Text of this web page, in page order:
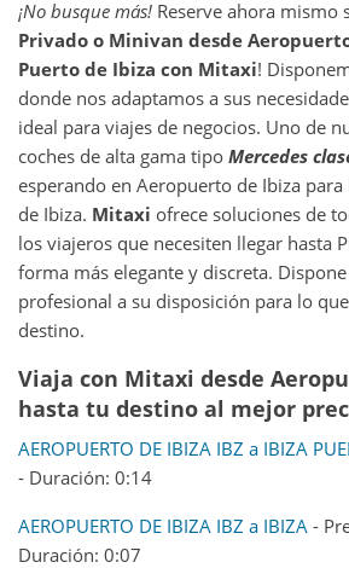
¡No busque más! Reserve ahora mismo
Privado o Minivan desde
Puerto de Ibiza con Mitaxi!
donde nos adaptamos a sus
ideal para viajes de negocios. Uno de
coches de alta gama tipo Mercedes
esperando en Aeropuerto de Ibiza
de Ibiza. Mitaxi ofrece soluciones de
los viajeros que necesiten llegar hasta
forma más elegante y discreta.
profesional a su disposición para lo
destino.
Viaja con Mitaxi desde
hasta tu destino al mejor
AEROPUERTO DE IBIZA IBZ a IBIZA
- Duración: 0:14
AEROPUERTO DE IBIZA IBZ a IBIZA -
Duración: 0:07